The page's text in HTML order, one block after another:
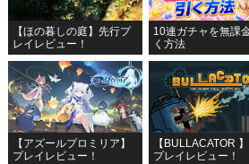
【ほの暮しの庭】先行プ
レイレビュー！
10連ガチャを無課
く方法
【アズールプロミリア】
プレイレビュー！
【BULLACATOR
プレイレビュー！